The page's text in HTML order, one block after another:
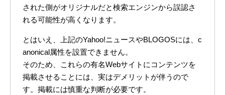
された側がオリジナルだと検索エンジンから誤認さ
れる可能性が高くなります。
とはいえ、上記のYahoo!ニュースやBLOGOSには、c
anonical属性を設置できません。
そのため、これらの有名Webサイトにコンテンツを
掲載させることには、実はデメリットが伴うので
す。掲載には慎重な判断が必要です。